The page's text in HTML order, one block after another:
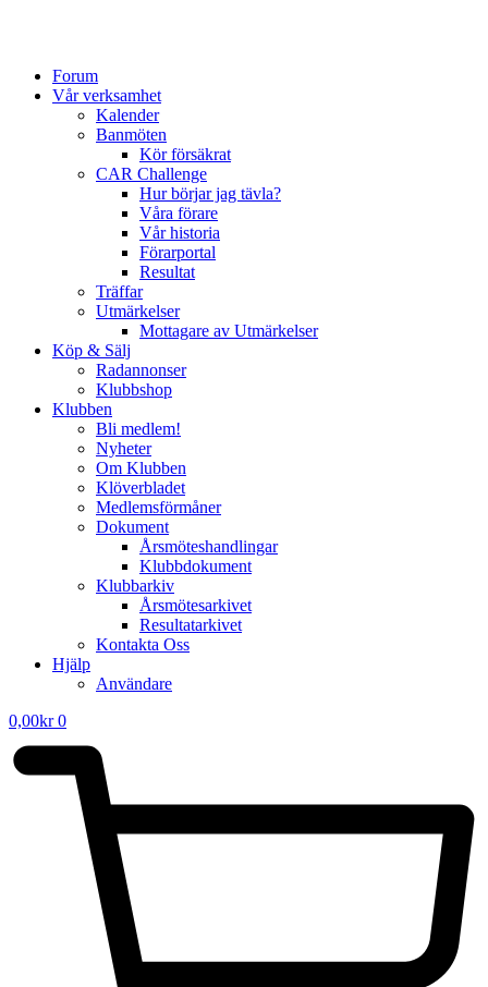
Forum
Vår verksamhet
Kalender
Banmöten
Kör försäkrat
CAR Challenge
Hur börjar jag tävla?
Våra förare
Vår historia
Förarportal
Resultat
Träffar
Utmärkelser
Mottagare av Utmärkelser
Köp & Sälj
Radannonser
Klubbshop
Klubben
Bli medlem!
Nyheter
Om Klubben
Klöverbladet
Medlemsförmåner
Dokument
Årsmöteshandlingar
Klubbdokument
Klubbarkiv
Årsmötesarkivet
Resultatarkivet
Kontakta Oss
Hjälp
Användare
0,00kr 0